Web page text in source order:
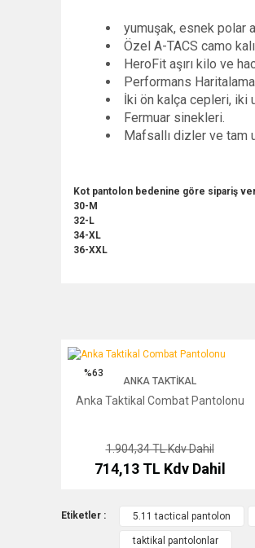
yumuşak, esnek polar
Özel A-TACS camo
HeroFit aşırı kilo ve
Performans
İki ön kalça cepleri, iki
Fermuar sinekleri.
Mafsallı dizler ve tam
Kot pantolon bedenine göre sipariş
30-M
32-L
34-XL
36-XXL
Anka Taktikal Combat Pantolonu
%63
ANKA TAKTIKAL
Anka Taktikal Combat Pantolonu
1.904,34 TLKdv Dahil
714,13 TL Kdv Dahil
Etiketler : 5.11 tactical pantolon
taktikal pantolonlar